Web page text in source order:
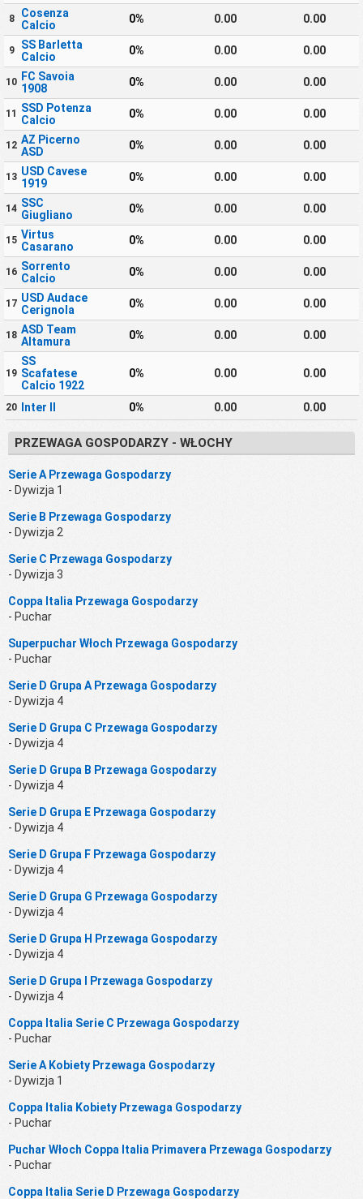
8
Cosenza
Calcio
0% 0.00 0.00
9
SS Barletta
Calcio
0% 0.00 0.00
10 FC Savoia
1908
0% 0.00 0.00
11
SSD Potenza
Calcio
0% 0.00 0.00
12 AZ Picerno
ASD
0% 0.00 0.00
13 USD Cavese
1919
0% 0.00 0.00
14 SSC
Giugliano
0% 0.00 0.00
15 Virtus
Casarano
0% 0.00 0.00
16 Sorrento
Calcio
0% 0.00 0.00
17 USD Audace
Cerignola
0% 0.00 0.00
18 ASD Team
Altamura
0% 0.00 0.00
19
SS
Scafatese
Calcio 1922
0% 0.00 0.00
20 Inter II 0% 0.00 0.00
PRZEWAGA GOSPODARZY - WŁOCHY
Serie A Przewaga Gospodarzy
- Dywizja 1
Serie B Przewaga Gospodarzy
- Dywizja 2
Serie C Przewaga Gospodarzy
- Dywizja 3
Coppa Italia Przewaga Gospodarzy
- Puchar
Superpuchar Włoch Przewaga Gospodarzy
- Puchar
Serie D Grupa A Przewaga Gospodarzy
- Dywizja 4
Serie D Grupa C Przewaga Gospodarzy
- Dywizja 4
Serie D Grupa B Przewaga Gospodarzy
- Dywizja 4
Serie D Grupa E Przewaga Gospodarzy
- Dywizja 4
Serie D Grupa F Przewaga Gospodarzy
- Dywizja 4
Serie D Grupa G Przewaga Gospodarzy
- Dywizja 4
Serie D Grupa H Przewaga Gospodarzy
- Dywizja 4
Serie D Grupa I Przewaga Gospodarzy
- Dywizja 4
Coppa Italia Serie C Przewaga Gospodarzy
- Puchar
Serie A Kobiety Przewaga Gospodarzy
- Dywizja 1
Coppa Italia Kobiety Przewaga Gospodarzy
- Puchar
Puchar Włoch Coppa Italia Primavera Przewaga Gospodarzy
- Puchar
Coppa Italia Serie D Przewaga Gospodarzy